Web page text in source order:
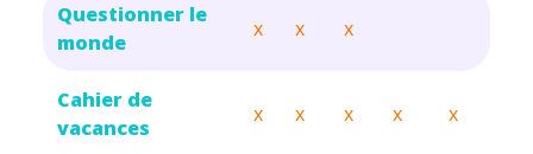
Questionner le
monde
x x x
Cahier de
vacances
x x x x x